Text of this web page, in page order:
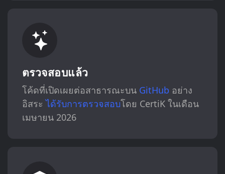
ตรวจสอบแล้ว
โค้ดที่เปิดเผยต่อสาธารณะบน GitHub อย่าง
อิสระได้รับการตรวจสอบโดย CertiK ในเดือน
เมษายน 2026